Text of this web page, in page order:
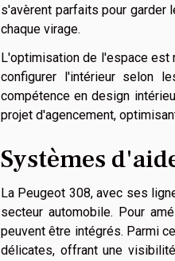
s'avèrent parfaits pour
chaque virage.
L'optimisation de l'espace est
configurer l'intérieur selon
compétence en design
projet d'agencement,
Systèmes
La Peugeot 308, avec ses
secteur automobile. Pour
peuvent être intégrés. Parmi
délicates, offrant une